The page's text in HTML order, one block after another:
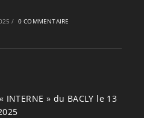
/ 0 COMMENTAIRE
» du BACLY le 13